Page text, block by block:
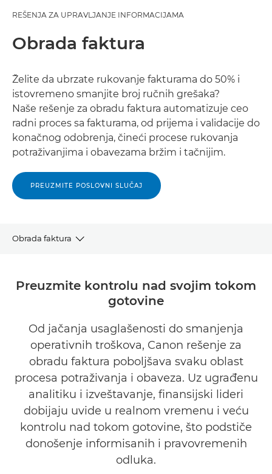
REŠENJA ZA UPRAVLJANJE INFORMACIJAMA
Obrada faktura
Želite da ubrzate rukovanje fakturama do 50% i
istovremeno smanjite broj ručnih grešaka?
Naše rešenje za obradu faktura automatizuje ceo
radni proces sa fakturama, od prijema i validacije do
konačnog odobrenja, čineći procese rukovanja
potraživanjima i obavezama bržim i tačnijim.
PREUZMITE POSLOVNI SLUČAJ
Obrada faktura
POSLOVNI SLUČAJ
STUDIJA SLUČAJA
OBRATITE NAM SE
Preuzmite kontrolu nad svojim tokom
gotovine
Od jačanja usaglašenosti do smanjenja
operativnih troškova, Canon rešenje za
obradu faktura poboljšava svaku oblast
procesa potraživanja i obaveza. Uz ugrađenu
analitiku i izveštavanje, finansijski lideri
dobijaju uvide u realnom vremenu i veću
kontrolu nad tokom gotovine, što podstiče
donošenje informisanih i pravovremenih
odluka.